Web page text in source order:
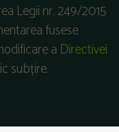
Legii nr. 249/2015
fusese
a Directivei
subțire.